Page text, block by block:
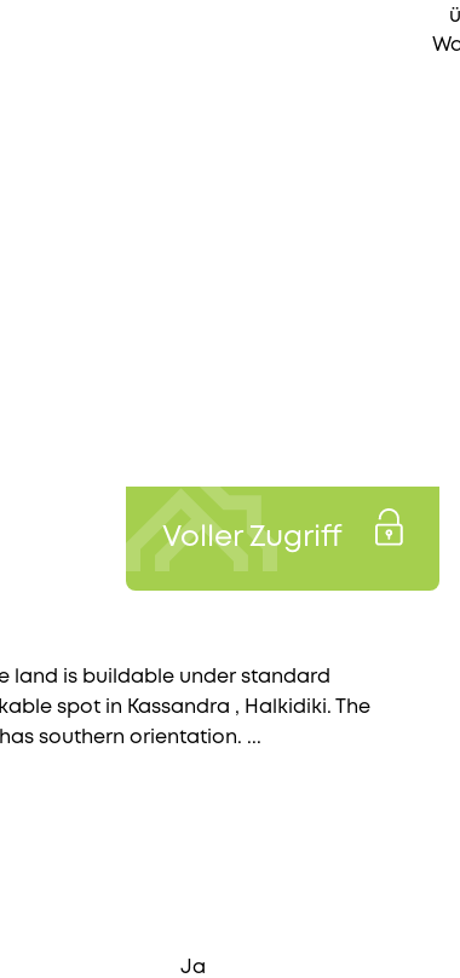
Voller Zugriff
land is buildable under standard
spot in Kassandra , Halkidiki. The
southern orientation. ...
Ja